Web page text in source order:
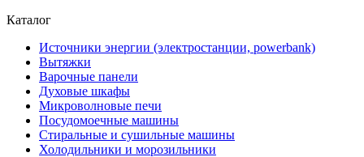
Каталог
Источники энергии (электростанции, powerbank)
Вытяжки
Варочные панели
Духовые шкафы
Микроволновые печи
Посудомоечные машины
Стиральные и сушильные машины
Холодильники и морозильники